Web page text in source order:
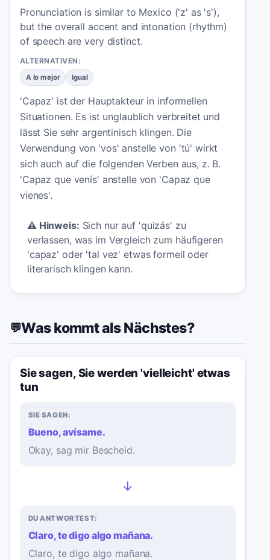
Pronunciation is similar to Mexico ('z' as 's'),
but the overall accent and intonation (rhythm)
of speech are very distinct.
ALTERNATIVEN:
A lo mejor Igual
'Capaz' ist der Hauptakteur in informellen
Situationen. Es ist unglaublich verbreitet und
lässt Sie sehr argentinisch klingen. Die
Verwendung von 'vos' anstelle von 'tú' wirkt
sich auch auf die folgenden Verben aus, z. B.
'Capaz que venís' anstelle von 'Capaz que
vienes'.
⚠️ Hinweis: Sich nur auf 'quizás' zu
verlassen, was im Vergleich zum häufigeren
'capaz' oder 'tal vez' etwas formell oder
literarisch klingen kann.
💬Was kommt als Nächstes?
Sie sagen, Sie werden 'vielleicht' etwas
tun
SIE SAGEN:
Bueno, avísame.
Okay, sag mir Bescheid.
→
DU ANTWORTEST:
Claro, te digo algo mañana.
Claro, te digo algo mañana.